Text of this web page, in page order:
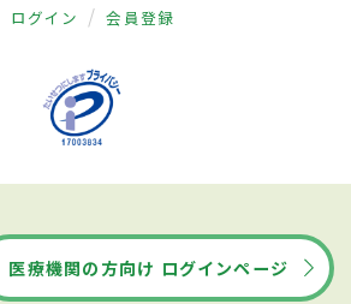
ログイン 会員登録
医療機関の方向け ログインページ